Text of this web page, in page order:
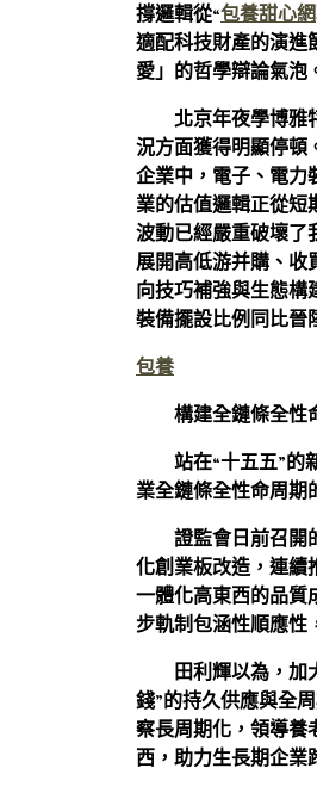
撐邏輯從“包養甜心網
適配科技財產的演進
愛」的哲學辯論氣泡
北京年夜學博雅
況方面獲得明顯停頓
企業中，電子、電力
業的估值邏輯正從短
波動已經嚴重破壞了
展開高低游并購、收
向技巧補強與生態構
裝備擺設比例同比晉
包養
構建全鏈條全性
站在“十五五”的
業全鏈條全性命周期
證監會日前召開
化創業板改造，連續
一體化高東西的品質
步軌制包涵性順應性
田利輝以為，加
錢”的持久供應與全
察長周期化，領導養
西，助力生長期企業